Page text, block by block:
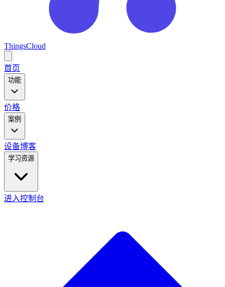
ThingsCloud
main
menu
首页
功能
价格
案例
设备博客
学习资源
进入控制台